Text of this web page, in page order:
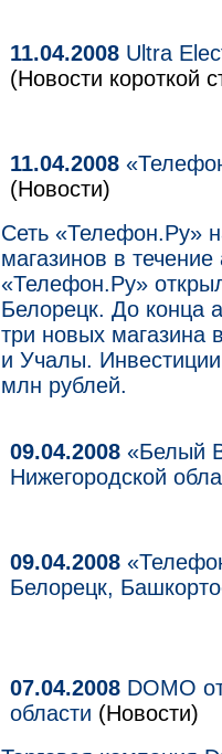
11.04.2008 Ultra
(Новости короткой
11.04.2008
(Новости)
Сеть «Телефон.Ру»
магазинов в
«Телефон.Ру»
Белорецк. До конца
три новых магазина
и Учалы.
млн рублей.
09.04.2008 «Белый
Нижегородской
09.04.2008
Белорецк,
07.04.2008 DOMO
области (Новости)